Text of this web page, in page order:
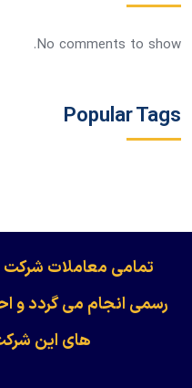
No comments to show.
Popular Tags
​​​​​​تمامی معاملات شرکت
رسمی انجام می گردد و
های این